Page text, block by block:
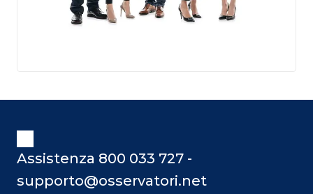
Assistenza 800 033 727 -
supporto@osservatori.net